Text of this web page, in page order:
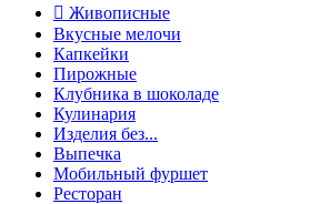
Живописные
Вкусные мелочи
Капкейки
Пирожные
Клубника в шоколаде
Кулинария
Изделия без...
Выпечка
Мобильный фуршет
Ресторан